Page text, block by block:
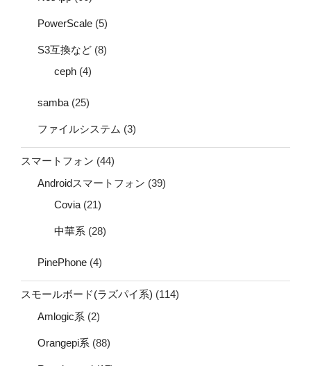
PowerScale (5)
S3互換など (8)
ceph (4)
samba (25)
ファイルシステム (3)
スマートフォン (44)
Androidスマートフォン (39)
Covia (21)
中華系 (28)
PinePhone (4)
スモールボード(ラズパイ系) (114)
Amlogic系 (2)
Orangepi系 (88)